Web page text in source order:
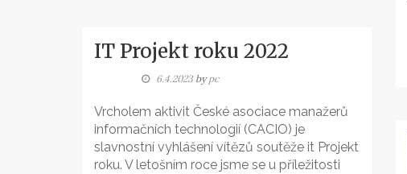
IT Projekt roku 2022
6.4.2023bypc
Vrcholem aktivit České asociace manažerů
informačních technologií (CACIO) je
slavnostní vyhlášení vítězů soutěže it Projekt
roku. V letošním roce jsme se u příležitosti